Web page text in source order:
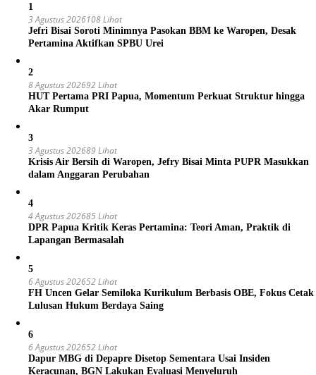
1
3 Agustus 2026108 Lihat
Jefri Bisai Soroti Minimnya Pasokan BBM ke Waropen, Desak
Pertamina Aktifkan SPBU Urei
2
8 Agustus 202692 Lihat
HUT Pertama PRI Papua, Momentum Perkuat Struktur hingga
Akar Rumput
3
3 Agustus 202689 Lihat
Krisis Air Bersih di Waropen, Jefry Bisai Minta PUPR Masukkan
dalam Anggaran Perubahan
4
4 Agustus 202685 Lihat
DPR Papua Kritik Keras Pertamina: Teori Aman, Praktik di
Lapangan Bermasalah
5
6 Agustus 202652 Lihat
FH Uncen Gelar Semiloka Kurikulum Berbasis OBE, Fokus Cetak
Lulusan Hukum Berdaya Saing
6
6 Agustus 202652 Lihat
Dapur MBG di Depapre Disetop Sementara Usai Insiden
Keracunan, BGN Lakukan Evaluasi Menyeluruh